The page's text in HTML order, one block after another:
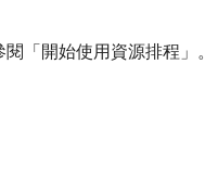
「開始使用資源排程」。